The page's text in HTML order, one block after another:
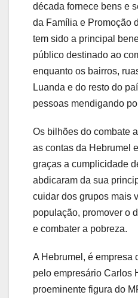
década fornece bens e
da Família e Promoção
tem sido a principal
público destinado ao
enquanto os bairros,
Luanda e do resto do
pessoas mendigando
Os bilhões do combate
as contas da Hebrumel
graças a cumplicidade
abdicaram da sua
cuidar dos grupos mais
população, promover o
e combater a pobreza.
A Hebrumel, é empresa
pelo empresário Carlos
proeminente figura do